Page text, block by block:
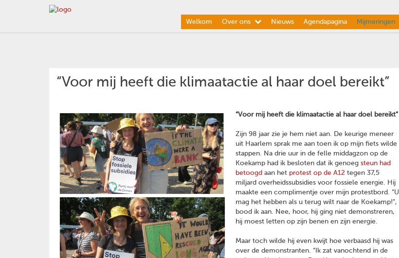
Welkom Over ons Nieuws Agendapagina Mijmeringen
“Voor mij heeft die klimaatactie al haar doel bereikt”
“Voor mij heeft die klimaatactie al haar doel bereikt”
Zijn 98 jaar zie je hem niet aan. De keurige meneer
uit Haarlem sprak me aan toen ik op mijn fiets wilde
stappen. Na drie uur in de felle middagzon op de
Koekamp had ik besloten dat ik genoeg steun had
betoogd aan het protest op de A12tegen 37,5
miljard overheidssubsidies voor fossiele energie. Hij
maakte een complimentje over mijn protestbord. “U
mag het hebben als u terug wilt naar de Koekamp!”,
bood ik aan. Nee, hoor, hij ging niet demonstreren,
hij moest letten op zijn benen en zijn energie.
Maar toch wilde hij even kwijt hoe verbaasd hij was
over de demonstranten. “Ik zat vanochtend in de